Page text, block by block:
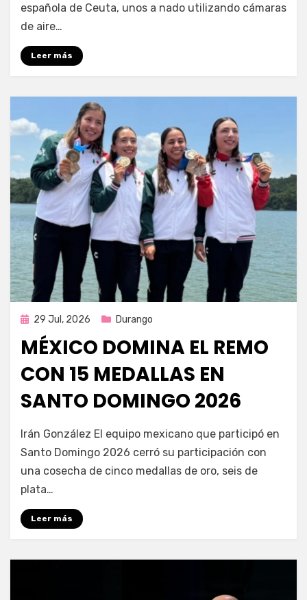
española de Ceuta, unos a nado utilizando cámaras
de aire…
Leer más
Publicada
29 Jul, 2026 Durango
MÉXICO DOMINA EL REMO
CON 15 MEDALLAS EN
SANTO DOMINGO 2026
por Fernando Miranda Servín
Irán González El equipo mexicano que participó en
Santo Domingo 2026 cerró su participación con
una cosecha de cinco medallas de oro, seis de
plata…
Leer más